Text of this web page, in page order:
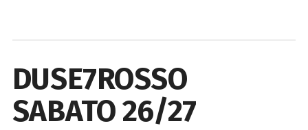
DUSE7ROSSO
SABATO 26/27